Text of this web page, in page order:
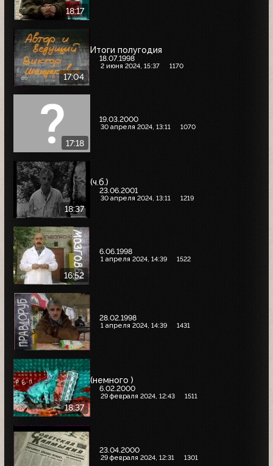
18:17
17:04
Итоги полугодия
18.07.1998
2 июня 2024, 15:37 1170
17:18
19.03.2000
30 апреля 2024, 13:11 1070
18:37
(ч.б.)
23.06.2001
30 апреля 2024, 13:11 1219
16:52
6.06.1998
1 апреля 2024, 14:39 1522
28.02.1998
1 апреля 2024, 14:39 1431
18:37
(немного )
6.02.2000
29 февраля 2024, 12:43 1511
23.04.2000
29 февраля 2024, 12:31 1301